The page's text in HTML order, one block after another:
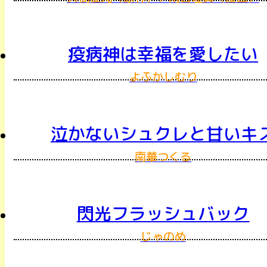
疫病神は幸福を愛したい
よふかしむり
泣かないシュクレと甘いキ
南華つくる
閃光フラッシュバック
じゃのめ